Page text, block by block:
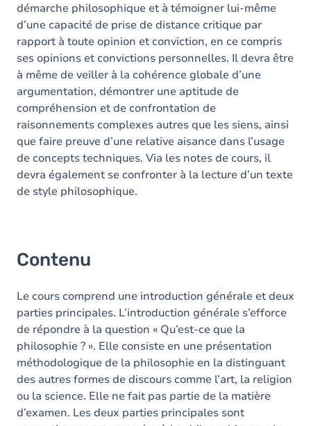
démarche philosophique et à témoigner lui-même
d’une capacité de prise de distance critique par
rapport à toute opinion et conviction, en ce compris
ses opinions et convictions personnelles. Il devra être
à même de veiller à la cohérence globale d’une
argumentation, démontrer une aptitude de
compréhension et de confrontation de
raisonnements complexes autres que les siens, ainsi
que faire preuve d’une relative aisance dans l’usage
de concepts techniques. Via les notes de cours, il
devra également se confronter à la lecture d’un texte
de style philosophique.
Contenu
Le cours comprend une introduction générale et deux
parties principales. L’introduction générale s’efforce
de répondre à la question « Qu’est-ce que la
philosophie ? ». Elle consiste en une présentation
méthodologique de la philosophie en la distinguant
des autres formes de discours comme l’art, la religion
ou la science. Elle ne fait pas partie de la matière
d’examen. Les deux parties principales sont